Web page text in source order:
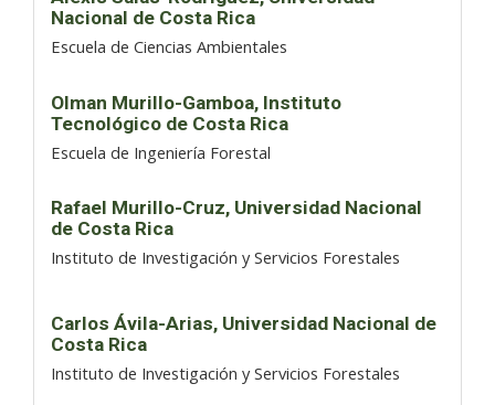
Nacional de Costa Rica
Escuela de Ciencias Ambientales
Olman Murillo-Gamboa, Instituto
Tecnológico de Costa Rica
Escuela de Ingeniería Forestal
Rafael Murillo-Cruz, Universidad Nacional
de Costa Rica
Instituto de Investigación y Servicios Forestales
Carlos Ávila-Arias, Universidad Nacional de
Costa Rica
Instituto de Investigación y Servicios Forestales